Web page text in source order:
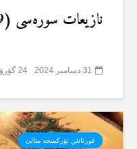
نازیعات سورەسی (79) – 1
31 دسامبر 2024 24 گؤرۆنتۆلنمە
قورئانئن تۆرکمنجە مئالئ